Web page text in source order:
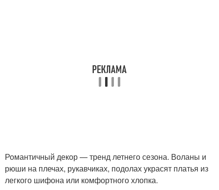
Романтичный декор — тренд летнего сезона. Воланы и
рюши на плечах, рукавчиках, подолах украсят платья из
легкого шифона или комфортного хлопка.